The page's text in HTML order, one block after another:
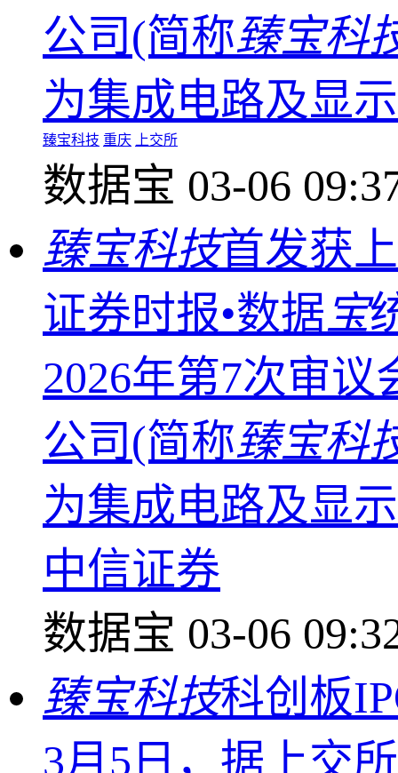
公司(简称臻宝科
为集成电路及显
臻宝科技 重庆 上交所
数据宝 03-06
臻宝科技首发获
证券时报•数据 宝
2026年第7次审
公司(简称臻宝科
为集成电路及显
中信证券
数据宝 03-06
臻宝科技科创板
3月5日，据上交